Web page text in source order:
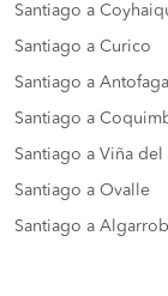
Santiago a
Santiago a Curico
Santiago a
Santiago a
Santiago a Viña del
Santiago a Ovalle
Santiago a